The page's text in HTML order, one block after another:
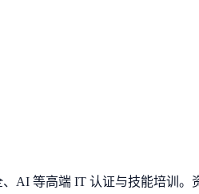
AI 等高端 IT 认证与技能培训。